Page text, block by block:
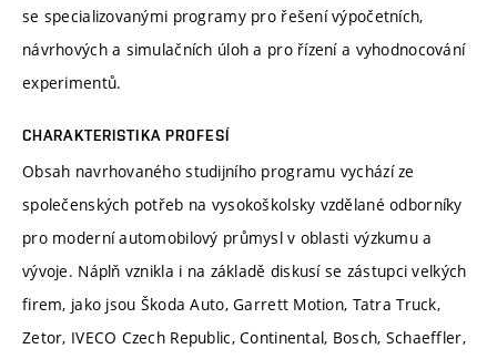
se specializovanými programy pro řešení výpočetních,
návrhových a simulačních úloh a pro řízení a vyhodnocování
experimentů.
CHARAKTERISTIKA PROFESÍ
Obsah navrhovaného studijního programu vychází ze
společenských potřeb na vysokoškolsky vzdělané odborníky
pro moderní automobilový průmysl v oblasti výzkumu a
vývoje. Náplň vznikla i na základě diskusí se zástupci velkých
firem, jako jsou Škoda Auto, Garrett Motion, Tatra Truck,
Zetor, IVECO Czech Republic, Continental, Bosch, Schaeffler,